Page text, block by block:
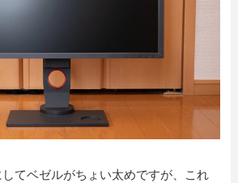
てベゼルがちょい太めですが、これ